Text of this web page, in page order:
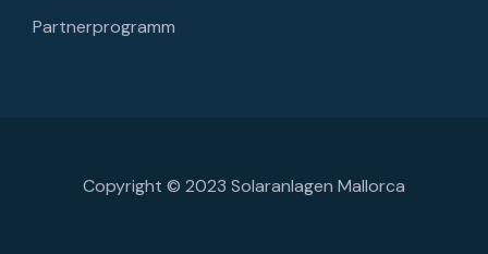
Partnerprogramm
Copyright © 2023 Solaranlagen Mallorca